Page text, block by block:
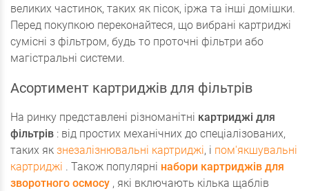
великих частинок, таких як пісок, іржа та інші домішки.
Перед покупкою переконайтеся, що вибрані картриджі
сумісні з фільтром, будь то проточні фільтри або
магістральні системи.
Асортимент картриджів для фільтрів
На ринку представлені різноманітні картриджі для
фільтрів : від простих механічних до спеціалізованих,
таких як знезалізнювальні картриджі, і пом'якшувальні
картриджі . Також популярні набори картриджів для
зворотного осмосу , які включають кілька щаблів